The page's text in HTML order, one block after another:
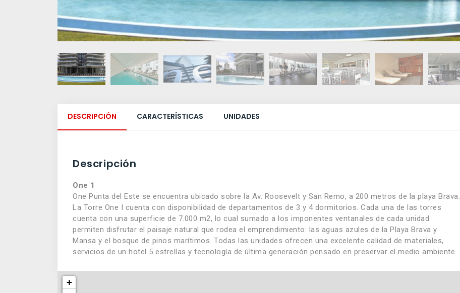
DESCRIPCIÓN CARACTERÍSTICAS UNIDADES
Descripción
One 1
One Punta del Este se encuentra ubicado sobre la Av. Roosevelt y San Remo, a 200 metros de la playa Brava.
La Torre One I cuenta con disponibilidad de departamentos de 3 y 4 dormitorios. Cada una de las torres
cuenta con una superficie de 7.000 m2, lo cual sumado a los imponentes ventanales de cada unidad
permiten disfrutar el paisaje natural que rodea el emprendimiento: las aguas azules de la Playa Brava y
Mansa y el bosque de pinos marítimos. Todas las unidades ofrecen una excelente calidad de materiales,
servicios de un hotel 5 estrellas y tecnología de última generación pensado en preservar el medio ambiente.
+